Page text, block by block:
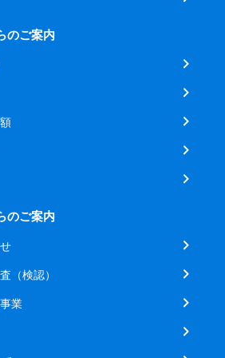
のご案内
のご案内
（検認）
業